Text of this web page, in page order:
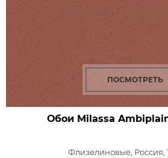
ПОСМОТРЕТЬ
Обои Milassa
Флизелиновые, Россия,